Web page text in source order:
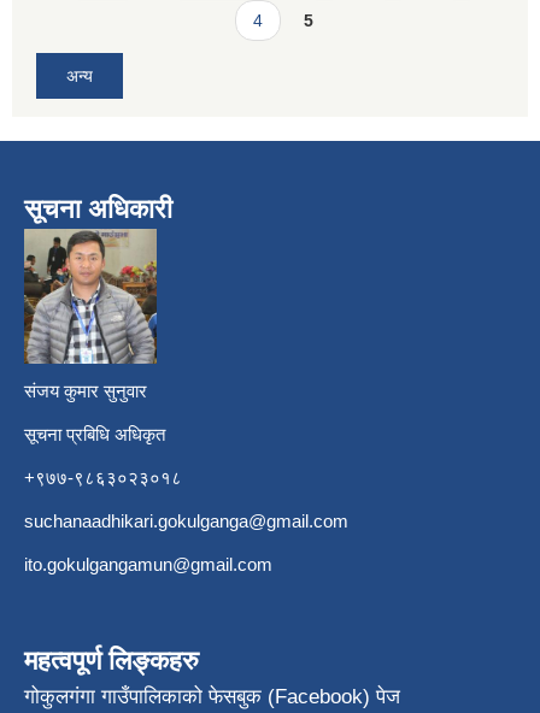
4 5
अन्य
सूचना अधिकारी
संजय कुमार सुनुवार
सूचना प्रबिधि अधिकृत
+९७७-९८६३०२३०१८
suchanaadhikari.gokulganga@gmail.com
ito.gokulgangamun@gmail.com
महत्वपूर्ण लिङ्कहरु
गोकुलगंगा गाउँपालिकाको फेसबुक (Facebook) पेज